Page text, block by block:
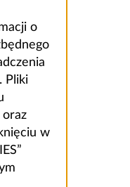
o
Pliki
oraz
w